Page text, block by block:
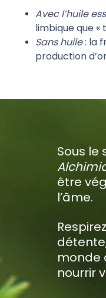
Avec l’huile
limbique que «
Sans huile: la
production
Sous le
être
l’âme.
monde
nourrir